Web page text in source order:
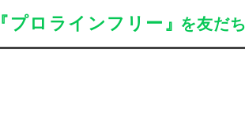
『プロラインフリー』を友だ